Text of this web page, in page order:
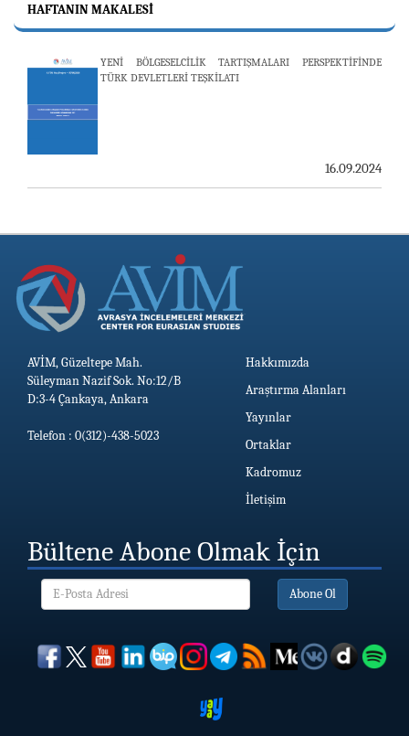
13.07.2026
"REVIEW OF ARMENIAN STUDIES (RAS)" DERGİSİ'NİN
53’ÜNCÜ SAYISI YAYINLANDI
KURULUŞUNU KONUK ETTİ
HAFTANIN MAKALESI
YENİ BÖLGESELCİLİK TARTIŞMALARI PERSPEKTİFİNDE
TÜRK DEVLETLERİ TEŞKİLATI
16.09.2024
AVİM, Güzeltepe Mah.
Süleyman Nazif Sok. No:12/B
D:3-4 Çankaya, Ankara
Telefon : 0(312)-438-5023
Hakkımızda
Araştırma Alanları
Yayınlar
Ortaklar
Kadromuz
İletişim
Bültene Abone Olmak İçin
Abone Ol